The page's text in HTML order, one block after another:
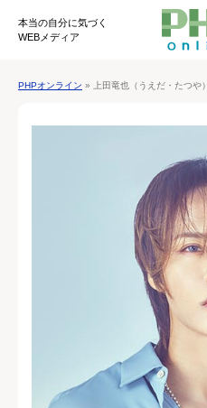
本当の自分に気づく
WEBメディア
PHPオンライン » 上田竜也（うえだ・たつや）